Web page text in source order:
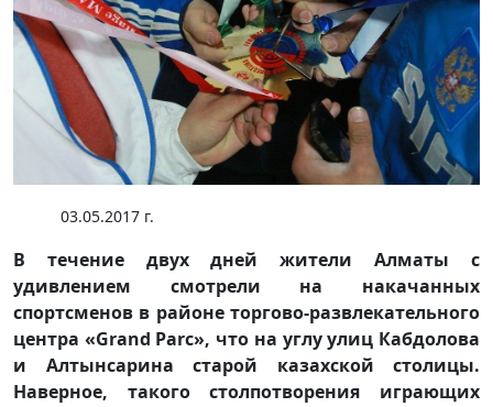
03.05.2017 г.
В течение двух дней жители Алматы с
удивлением смотрели на накачанных
спортсменов в районе торгово-развлекательного
центра «Grand Parc», что на углу улиц Кабдолова
и Алтынсарина старой казахской столицы.
Наверное, такого столпотворения играющих